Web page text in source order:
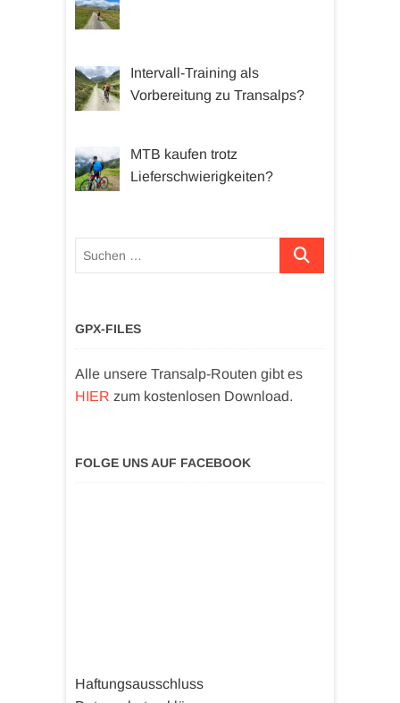
Intervall-Training als
Vorbereitung zu Transalps?
MTB kaufen trotz
Lieferschwierigkeiten?
Suchen …
GPX-FILES
Alle unsere Transalp-Routen gibt es
HIER zum kostenlosen Download.
FOLGE UNS AUF FACEBOOK
Haftungsausschluss